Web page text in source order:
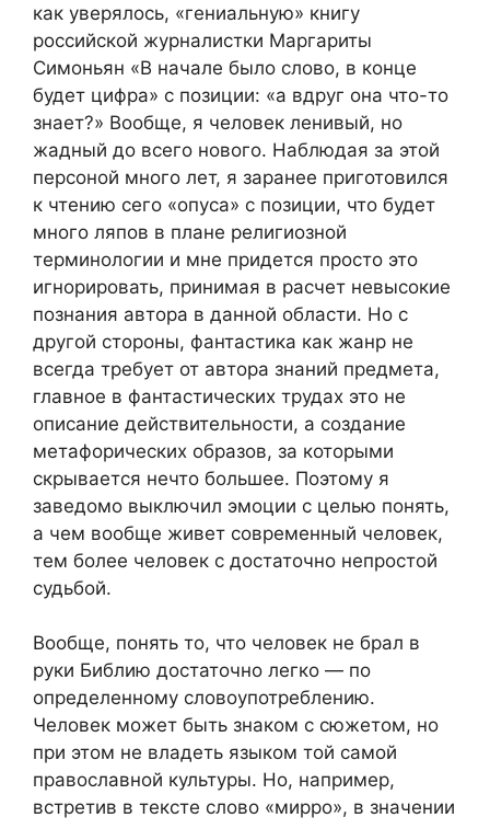
как уверялось, «гениальную» книгу
российской журналистки Маргариты
Симоньян «В начале было слово, в конце
будет цифра» с позиции: «а вдруг она что-то
знает?» Вообще, я человек ленивый, но
жадный до всего нового. Наблюдая за этой
персоной много лет, я заранее приготовился
к чтению сего «опуса» с позиции, что будет
много ляпов в плане религиозной
терминологии и мне придется просто это
игнорировать, принимая в расчет невысокие
познания автора в данной области. Но с
другой стороны, фантастика как жанр не
всегда требует от автора знаний предмета,
главное в фантастических трудах это не
описание действительности, а создание
метафорических образов, за которыми
скрывается нечто большее. Поэтому я
заведомо выключил эмоции с целью понять,
а чем вообще живет современный человек,
тем более человек с достаточно непростой
судьбой.
Вообще, понять то, что человек не брал в
руки Библию достаточно легко — по
определенному словоупотреблению.
Человек может быть знаком с сюжетом, но
при этом не владеть языком той самой
православной культуры. Но, например,
встретив в тексте слово «мирро», в значении